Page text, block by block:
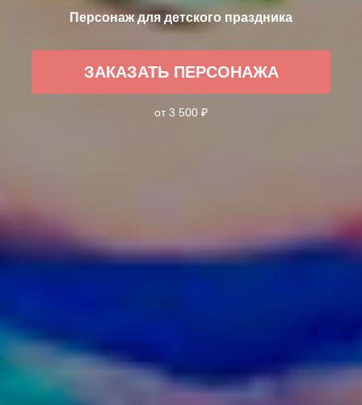
Персонаж для детского праздника
ЗАКАЗАТЬ ПЕРСОНАЖА
от 3 500 ₽